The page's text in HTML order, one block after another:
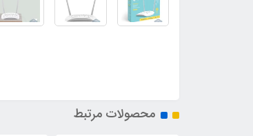
محصولات مرتبط